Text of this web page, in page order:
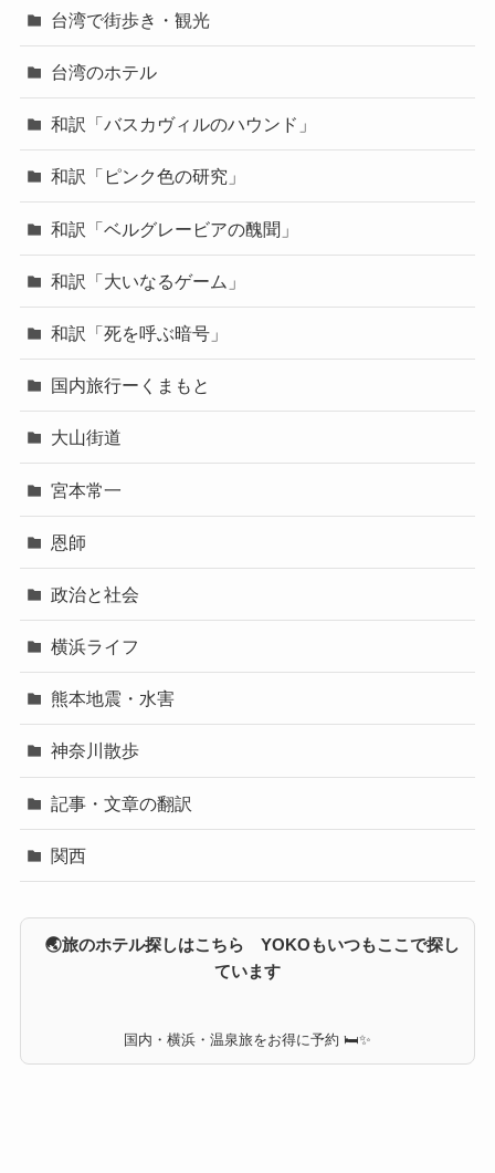
台湾で街歩き・観光
台湾のホテル
和訳「バスカヴィルのハウンド」
和訳「ピンク色の研究」
和訳「ベルグレービアの醜聞」
和訳「大いなるゲーム」
和訳「死を呼ぶ暗号」
国内旅行ーくまもと
大山街道
宮本常一
恩師
政治と社会
横浜ライフ
熊本地震・水害
神奈川散歩
記事・文章の翻訳
関西
🌏旅のホテル探しはこちら YOKOもいつもここで探し
ています